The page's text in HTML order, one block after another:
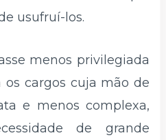
usufruí-los.
menos privilegiada
os cargos cuja mão de
e menos complexa,
de grande